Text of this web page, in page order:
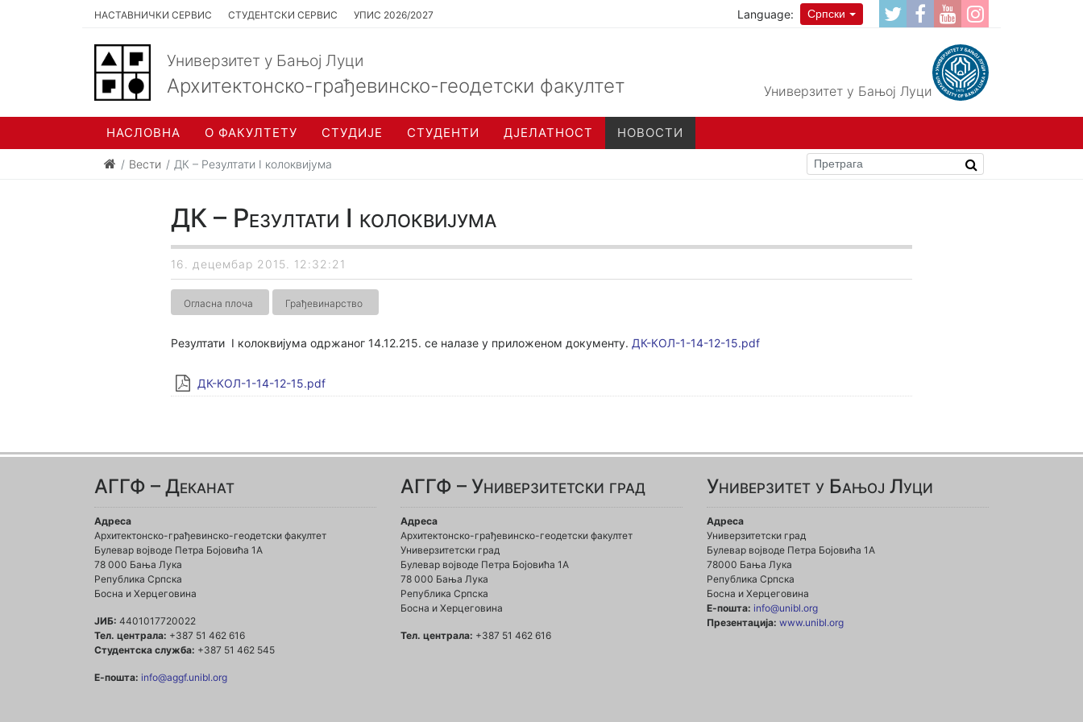
НАСТАВНИЧКИ СЕРВИС СТУДЕНТСКИ СЕРВИС УПИС 2026/2027 Language: Српски
Универзитет у Бањој Луци
Архитектонско-грађевинско-геодетски факултет Универзитет у Бањој Луци
НАСЛОВНА О ФАКУЛТЕТУ СТУДИЈЕ СТУДЕНТИ ДЈЕЛАТНОСТ НОВОСТИ
Вести ДК – Резултати I колоквијума
ДК – Резултати I колоквијума
16. децембар 2015. 12:32:21
Огласна плоча Грађевинарство
Резултати I колоквијума одржаног 14.12.215. се налазе у приложенoм документу. ДК-КОЛ-1-14-12-15.pdf
ДК-КОЛ-1-14-12-15.pdf
АГГФ – Деканат
Адреса
Архитектонско-грађевинско-геодетски факултет
Булевар војводе Петра Бојовића 1A
78 000 Бања Лука
Република Српска
Босна и Херцеговина
ЈИБ: 4401017720022
Тел. централа: +387 51 462 616
Студентска служба: +387 51 462 545
Е-пошта: info@aggf.unibl.org
АГГФ – Универзитетски град
Адреса
Архитектонско-грађевинско-геодетски факултет
Универзитетски град
Булевар војводе Петра Бојовића 1A
78 000 Бања Лука
Република Српска
Босна и Херцеговина
Тел. централа: +387 51 462 616
Универзитет у Бањој Луци
Адреса
Универзитетски град
Булевар војводе Петра Бојовића 1А
78000 Бања Лука
Република Српска
Босна и Херцеговина
Е-пошта: info@unibl.org
Презентација: www.unibl.org